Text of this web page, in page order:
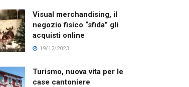
Visual merchandising, il
negozio fisico “sfida” gli
acquisti online
19/12/2023
Turismo, nuova vita per le
case cantoniere